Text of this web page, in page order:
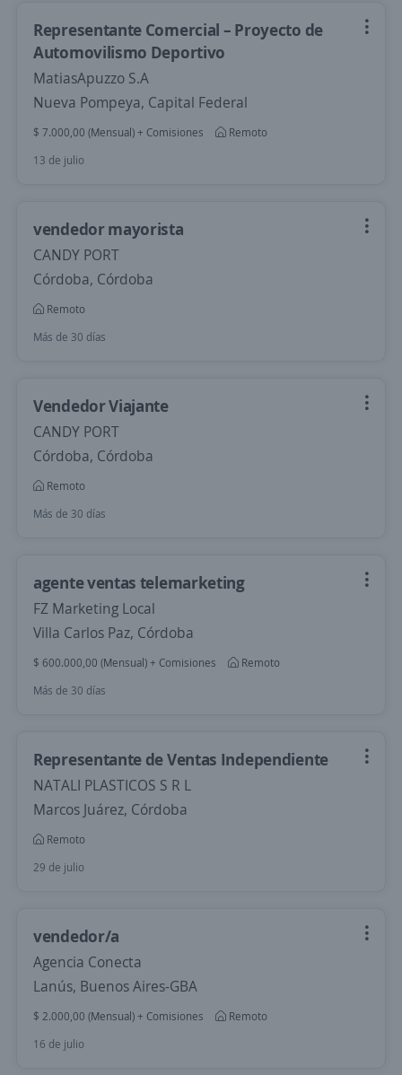
Representante Comercial – Proyecto de
Automovilismo Deportivo
MatiasApuzzo S.A
Nueva Pompeya, Capital Federal
$ 7.000,00 (Mensual) + Comisiones
Remoto
13 de julio
vendedor mayorista
CANDY PORT
Córdoba, Córdoba
Remoto
Más de 30 días
Vendedor Viajante
CANDY PORT
Córdoba, Córdoba
Remoto
Más de 30 días
agente ventas telemarketing
FZ Marketing Local
Villa Carlos Paz, Córdoba
$ 600.000,00 (Mensual) + Comisiones
Remoto
Más de 30 días
Representante de Ventas Independiente
NATALI PLASTICOS S R L
Marcos Juárez, Córdoba
Remoto
29 de julio
vendedor/a
Agencia Conecta
Lanús, Buenos Aires-GBA
$ 2.000,00 (Mensual) + Comisiones
Remoto
16 de julio